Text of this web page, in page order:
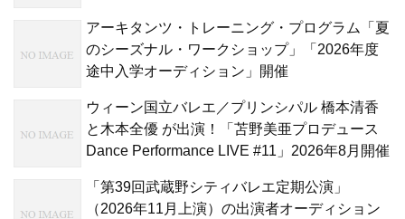
アーキタンツ・トレーニング・プログラム「夏
のシーズナル・ワークショップ」「2026年度
途中入学オーディション」開催
ウィーン国立バレエ／プリンシパル 橋本清香
と木本全優 が出演！「苫野美亜プロデュース
Dance Performance LIVE #11」2026年8月開催
「第39回武蔵野シティバレエ定期公演」
（2026年11月上演）の出演者オーディション